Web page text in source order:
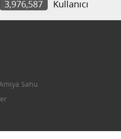
3,976,587 Kullanıcı
Sahu